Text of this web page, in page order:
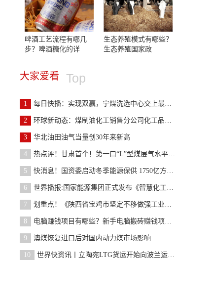
啤酒工艺流程有哪几
步？啤酒糖化的详
生态养殖模式有哪些？
生态养殖国家政
大家爱看 Top
1 每日快播：实现双赢，宁煤洗选中心交上最好答卷
2 环球新动态：煤制油化工销售分公司化工品发运创新高
3 华北油田油气当量创30年来新高
4 热点评！甘肃首个！第一口“L”型煤层气水平井日产
5 快消息！国资委启动冬季能源保供 1750亿方天然气资
6 世界播报:国家能源集团正式发布《智慧化工规划建设
7 划重点！《陕西省宝鸡市坚定不移做强工业行动方案》
8 电脑赚钱项目有哪些？新手电脑搬砖赚钱项目有哪些？
9 澳煤恢复进口后对国内动力煤市场影响
10 世界快资讯丨立陶宛LTG货运开始向波兰运输煤炭